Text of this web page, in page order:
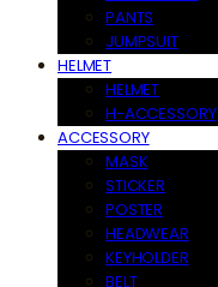
PANTS
JUMPSUIT
HELMET
HELMET
H-ACCESSORY
ACCESSORY
MASK
STICKER
POSTER
HEADWEAR
KEYHOLDER
BELT